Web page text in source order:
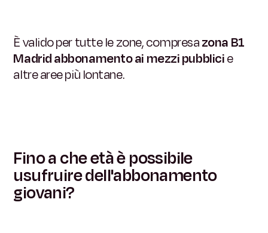
È valido per tutte le zone, compresazona B1
Madrid abbonamento ai mezzi pubblicie
altre aree più lontane.
Fino a che età è possibile
usufruire dell'abbonamento
giovani?